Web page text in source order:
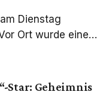
Dienstag
Ort wurde eine
Star: Geheimnis